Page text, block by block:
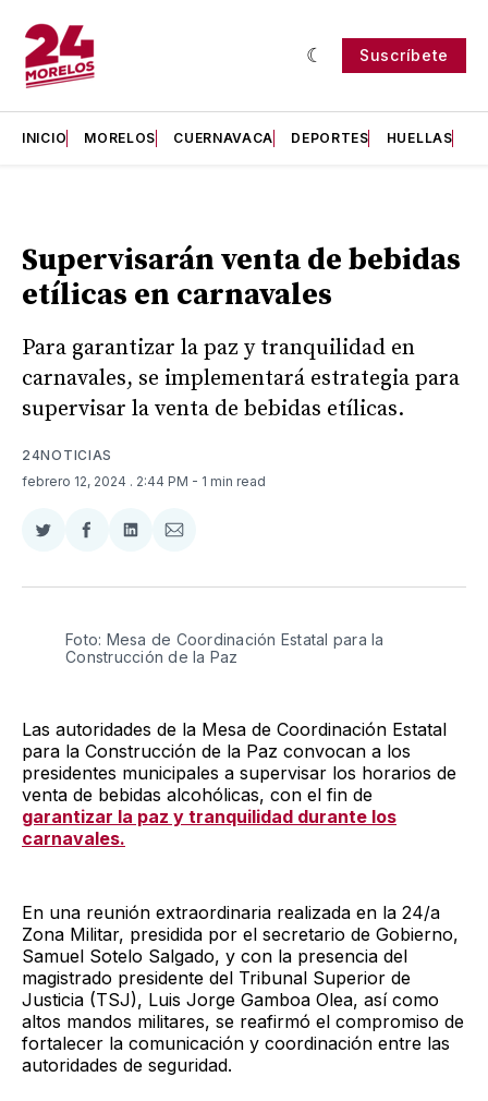
Suscríbete
INICIO MORELOS CUERNAVACA DEPORTES HUELLAS
Supervisarán venta de bebidas
etílicas en carnavales
Para garantizar la paz y tranquilidad en
carnavales, se implementará estrategia para
supervisar la venta de bebidas etílicas.
24NOTICIAS
febrero 12, 2024 . 2:44 PM - 1 min read
Compartir
Twitter
Compartir
Facebook
Compartir
LinkedIn
Compartir
Email
Foto: Mesa de Coordinación Estatal para la
Construcción de la Paz
Las autoridades de la Mesa de Coordinación Estatal
para la Construcción de la Paz convocan a los
presidentes municipales a supervisar los horarios de
venta de bebidas alcohólicas, con el fin de
garantizar la paz y tranquilidad durante los
carnavales.
En una reunión extraordinaria realizada en la 24/a
Zona Militar, presidida por el secretario de Gobierno,
Samuel Sotelo Salgado, y con la presencia del
magistrado presidente del Tribunal Superior de
Justicia (TSJ), Luis Jorge Gamboa Olea, así como
altos mandos militares, se reafirmó el compromiso de
fortalecer la comunicación y coordinación entre las
autoridades de seguridad.